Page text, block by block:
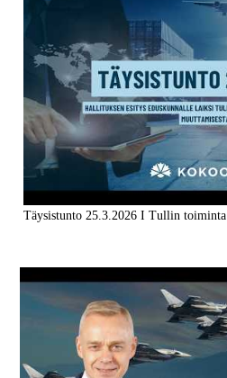
Täysistunto 25.3.2026 I Tullin toiminta